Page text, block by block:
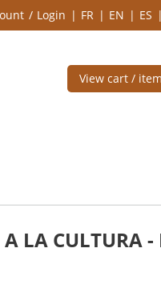
Login FR EN ES
View cart /
LA CULTURA -